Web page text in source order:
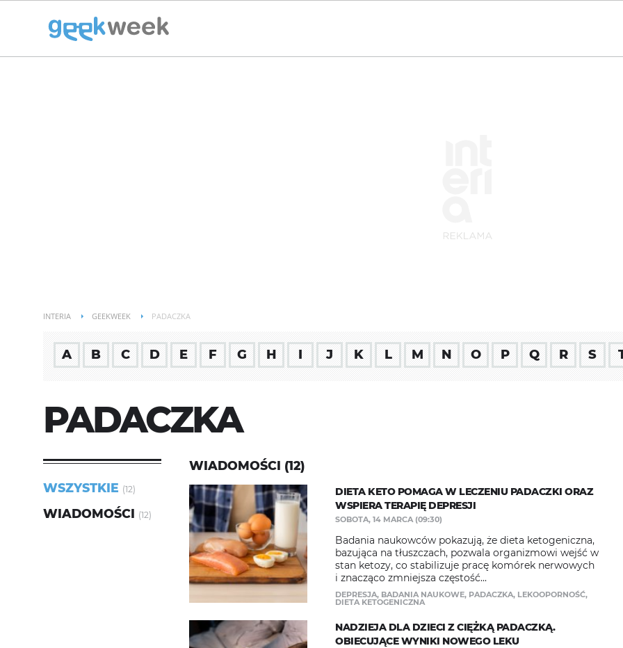
INTERIA GEEKWEEK PADACZKA
A B C D E F G H I J K L M N O P Q R S
PADACZKA
WSZYSTKIE (12)
WIADOMOŚCI (12)
WIADOMOŚCI (12)
DIETA KETO POMAGA W LECZENIU PADACZKI ORAZ
WSPIERA TERAPIĘ DEPRESJI
SOBOTA, 14 MARCA (09:30)
Badania naukowców pokazują, że dieta ketogeniczna,
bazująca na tłuszczach, pozwala organizmowi wejść w
stan ketozy, co stabilizuje pracę komórek nerwowych
i znacząco zmniejsza częstość...
DEPRESJA, BADANIA NAUKOWE, PADACZKA, LEKOOPORNOŚĆ,
DIETA KETOGENICZNA
NADZIEJA DLA DZIECI Z CIĘŻKĄ PADACZKĄ.
OBIECUJĄCE WYNIKI NOWEGO LEKU